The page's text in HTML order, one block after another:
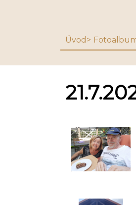
Úvod